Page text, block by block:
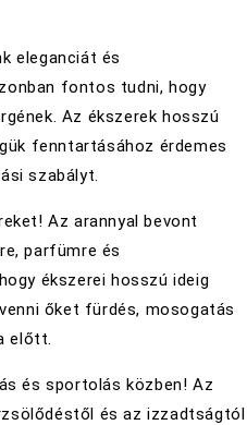
eleganciát és
fontos tudni, hogy
Az ékszerek hosszú
fenntartásához érdemes
szabályt.
Az arannyal bevont
parfümre és
ékszerei hosszú ideig
őket fürdés, mosogatás
előtt.
és sportolás közben! Az
és az izzadtságtól